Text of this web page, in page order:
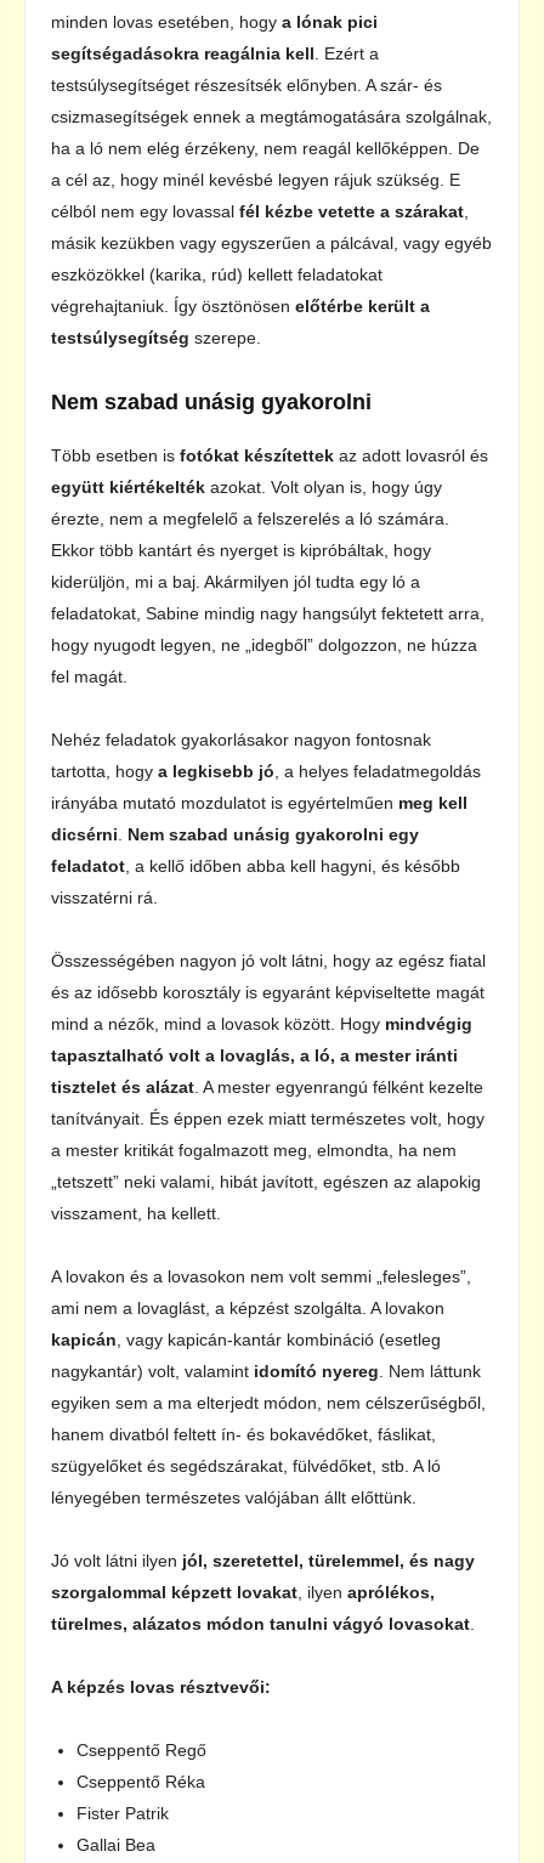
minden lovas esetében, hogy a lónak pici
segítségadásokra reagálnia kell . Ezért a
testsúlysegítséget részesítsék előnyben. A szár- és
csizmasegítségek ennek a megtámogatására szolgálnak,
ha a ló nem elég érzékeny, nem reagál kellőképpen. De
a cél az, hogy minél kevésbé legyen rájuk szükség. E
célból nem egy lovassal fél kézbe vetette a szárakat
másik kezükben vagy egyszerűen a pálcával, vagy egyéb
eszközökkel (karika, rúd) kellett feladatokat
végrehajtaniuk. Így ösztönösen előtérbe került a
testsúlysegítség szerepe.
Nem szabad unásig gyakorolni
Több esetben is fotókat készítettek az adott lovasról és
együtt kiértékelték azokat. Volt olyan is, hogy úgy
érezte, nem a megfelelő a felszerelés a ló számára.
Ekkor több kantárt és nyerget is kipróbáltak, hogy
kiderüljön, mi a baj. Akármilyen jól tudta egy ló a
feladatokat, Sabine mindig nagy hangsúlyt fektetett arra,
hogy nyugodt legyen, ne „idegből” dolgozzon, ne húzza
fel magát.
Nehéz feladatok gyakorlásakor nagyon fontosnak
tartotta, hogy a legkisebb jó , a helyes feladatmegoldás
irányába mutató mozdulatot is egyértelműen meg kell
dicsérni
Nem szabad unásig gyakorolni egy
feladatot , a kellő időben abba kell hagyni, és később
visszatérni rá.
Összességében nagyon jó volt látni, hogy az egész fiatal
és az idősebb korosztály is egyaránt képviseltette magát
mind a nézők, mind a lovasok között. Hogy mindvégig
tapasztalható volt a lovaglás, a ló, a mester iránti
tisztelet és alázat . A mester egyenrangú félként kezelte
tanítványait. És éppen ezek miatt természetes volt, hogy
a mester kritikát fogalmazott meg, elmondta, ha nem
„tetszett” neki valami, hibát javított, egészen az alapokig
visszament, ha kellett.
A lovakon és a lovasokon nem volt semmi „felesleges”,
ami nem a lovaglást, a képzést szolgálta. A lovakon
kapicán , vagy kapicán-kantár kombináció (esetleg
nagykantár) volt, valamint idomító nyereg . Nem láttunk
egyiken sem a ma elterjedt módon, nem célszerűségből,
hanem divatból feltett ín- és bokavédőket, fáslikat,
szügyelőket és segédszárakat, fülvédőket, stb. A ló
lényegében természetes valójában állt előttünk.
Jó volt látni ilyen jól, szeretettel, türelemmel, és nagy
szorgalommal képzett lovakat , ilyen aprólékos,
türelmes, alázatos módon tanulni vágyó lovasokat
A képzés lovas résztvevői:
Cseppentő Regő
Cseppentő Réka
Fister Patrik
Gallai Bea